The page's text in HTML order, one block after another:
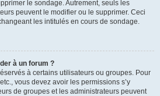
le sondage. Autrement, seuls les
peuvent le modifier ou le supprimer. Ceci
les intitulés en cours de sondage.
à un forum ?
à certains utilisateurs ou groupes. Pour
vous devez avoir les permissions s’y
de groupes et les administrateurs peuvent